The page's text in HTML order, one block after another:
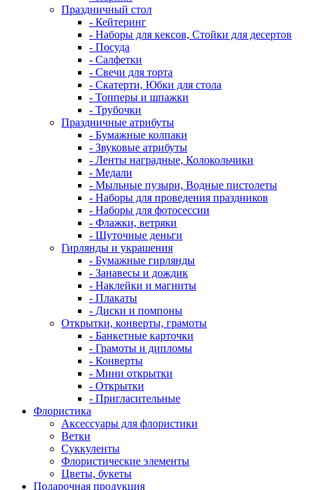
Праздничный стол
- Кейтеринг
- Наборы для кексов, Стойки для десертов
- Посуда
- Салфетки
- Свечи для торта
- Скатерти, Юбки для стола
- Топперы и шпажки
- Трубочки
Праздничные атрибуты
- Бумажные колпаки
- Звуковые атрибуты
- Ленты наградные, Колокольчики
- Медали
- Мыльные пузыри, Водные пистолеты
- Наборы для проведения праздников
- Наборы для фотосессии
- Флажки, ветряки
- Шуточные деньги
Гирлянды и украшения
- Бумажные гирлянды
- Занавесы и дождик
- Наклейки и магниты
- Плакаты
- Диски и помпоны
Открытки, конверты, грамоты
- Банкетные карточки
- Грамоты и дипломы
- Конверты
- Мини открытки
- Открытки
- Пригласительные
Флористика
Аксессуары для флористики
Ветки
Суккуленты
Флористические элементы
Цветы, букеты
Подарочная продукция